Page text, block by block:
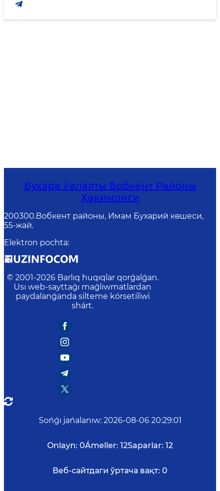
Бухара Ўәлаяты Вобкент Районы
Ҳәкимлиги
200300.Вобкент районы, Имам Бухарий көшеси,
55-жай.
Elektron pochta:
© 2001-2026 Barlıq huqıqlar qorǵalǵan.
Usı web-sayttaǵı maǵlıwmatlardan
paydalanǵanda silteme kórsetiliwi
shárt.
Sońǵı jańalanıw: 2026-08-06 20:29:01
Onlayn: 0Ámeller: 12Saparlar: 12
Веб-сайтдаги ўртача вақт: 0